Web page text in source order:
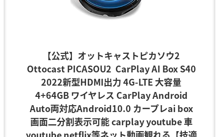
【公式】オットキャストピカソウ2
Ottocast PICASOU2 CarPlay AI Box S40
2022新型HDMI出力 4G-LTE 大容量
4+64GB ワイヤレス CarPlay Android
Auto両対応Android10.0 カープレai box
画面二分割表示可能 carplay youtube 車